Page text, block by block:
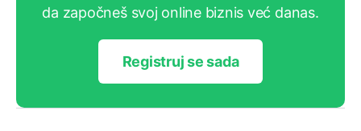
da započneš svoj online biznis već danas.
Registruj se sada